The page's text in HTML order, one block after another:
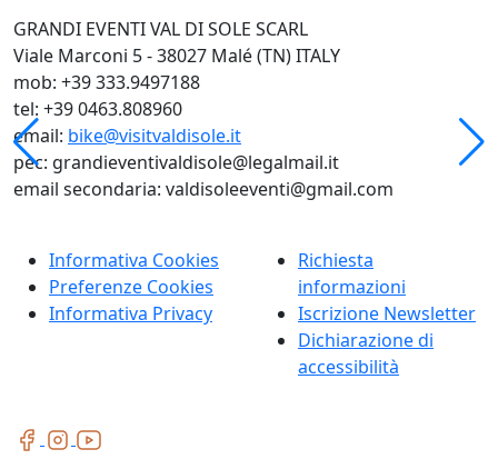
GRANDI EVENTI VAL DI SOLE SCARL
Viale Marconi 5 - 38027 Malé (TN) ITALY
mob: +39 333.9497188
tel: +39 0463.808960
email: bike@visitvaldisole.it
pec: grandieventivaldisole@legalmail.it
email secondaria: valdisoleeventi@gmail.com
Informativa Cookies
Preferenze Cookies
Informativa Privacy
Richiesta
informazioni
Iscrizione Newsletter
Dichiarazione di
accessibilità